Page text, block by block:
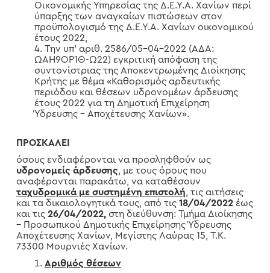
Οικονομικής Υπηρεσίας της Δ.Ε.Υ.Α. Χανίων περί
ύπαρξης των αναγκαίων πιστώσεων στον
προϋπολογισμό της Δ.Ε.Υ.Α. Χανίων οικονομικού
έτους 2022,
Την υπ’ αριθ. 2586/05-04-2022 (ΑΔΑ:
ΩΑΗ9ΟΡ1Θ-Ω22) εγκριτική απόφαση της
συντονίστριας της Αποκεντρωμένης Διοίκησης
Κρήτης με θέμα «Καθορισμός αρδευτικής
περιόδου και θέσεων υδρονομέων άρδευσης
έτους 2022 για τη Δημοτική Επιχείρηση
Ύδρευσης – Αποχέτευσης Χανίων».
ΠΡΟΣΚΑΛΕΙ
όσους ενδιαφέρονται να προσληφθούν ως
υδρονομείς άρδευσης, με τους όρους που
αναφέρονται παρακάτω, να καταθέσουν
ταχυδρομικά με συστημένη επιστολή, τις αιτήσεις
και τα δικαιολογητικά τους, από τις 18/04/2022 έως
και τις26/04/2022,στη διεύθυνση: Τμήμα Διοίκησης
– Προσωπικού Δημοτικής Επιχείρησης Ύδρευσης
Αποχέτευσης Χανίων, Μεγίστης Λαύρας 15, Τ.Κ.
73300 Μουρνιές Χανίων.
Αριθμός θέσεων